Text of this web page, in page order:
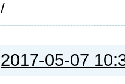
/
2017-05-07